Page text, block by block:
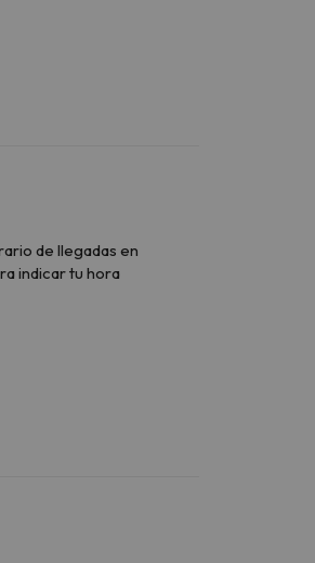
de llegadas en
indicar tu hora